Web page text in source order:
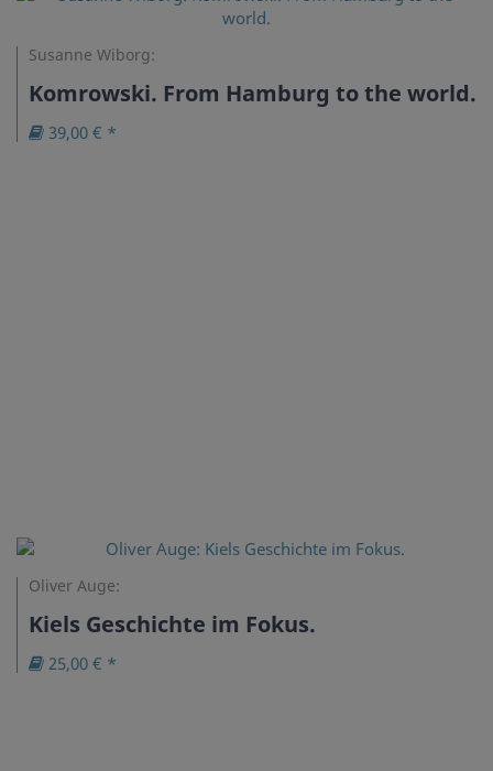
Susanne Wiborg:
Komrowski. From Hamburg to the world.
39,00 € *
Oliver Auge:
Kiels Geschichte im Fokus.
25,00 € *